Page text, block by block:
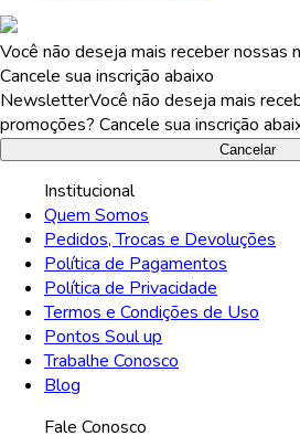
Você não deseja mais receber nossas
Cancele sua inscrição abaixo
NewsletterVocê não deseja mais
promoções? Cancele sua inscrição
Cancelar
Institucional
Quem Somos
Pedidos, Trocas e Devoluções
Política de Pagamentos
Política de Privacidade
Termos e Condições de Uso
Pontos Soul up
Trabalhe Conosco
Blog
Fale Conosco